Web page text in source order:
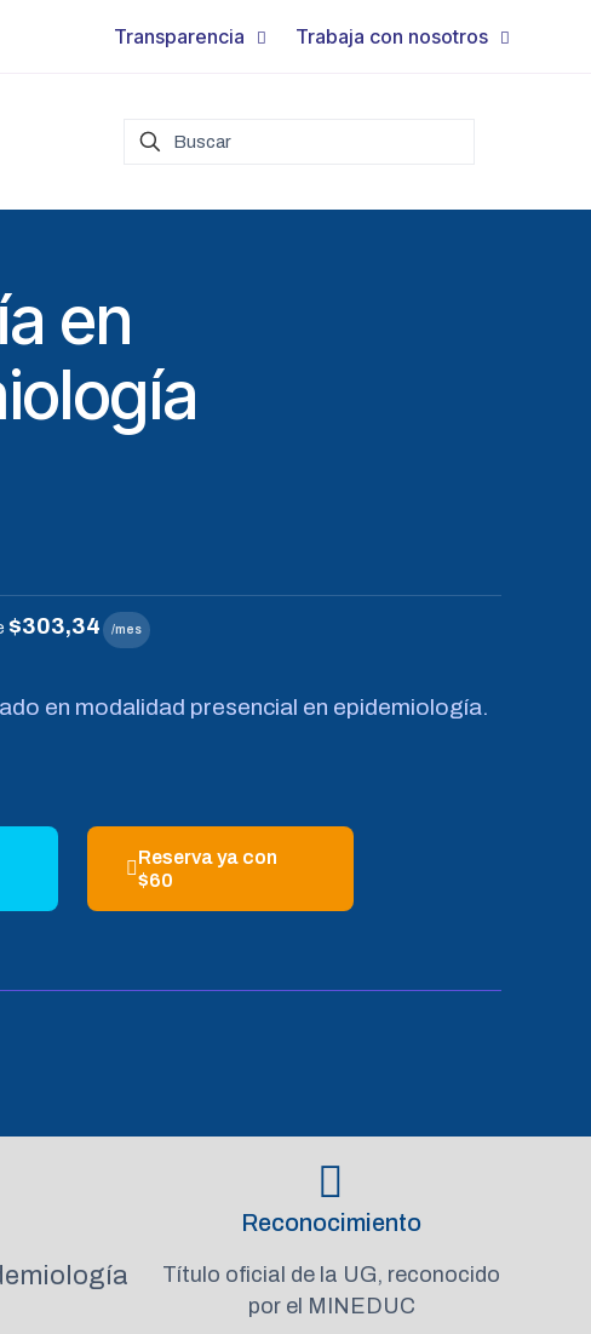
Transparencia Trabaja con nosotros
en
$303,34 /mes
en modalidad presencial en epidemiología.
Reserva ya con
$60
Reconocimiento
Título oficial de la UG, reconocido
por el MINEDUC